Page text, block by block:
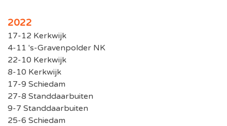
2022
17-12 Kerkwijk
4-11 's-Gravenpolder NK
22-10 Kerkwijk
8-10 Kerkwijk
17-9 Schiedam
27-8 Standdaarbuiten
9-7 Standdaarbuiten
25-6 Schiedam